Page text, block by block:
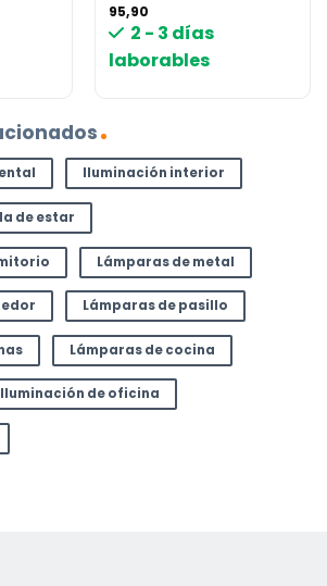
95,90
2 - 3 días
laborables
Iluminación interior
de estar
Lámparas de metal
Lámparas de pasillo
Lámparas de cocina
Iluminación de oficina